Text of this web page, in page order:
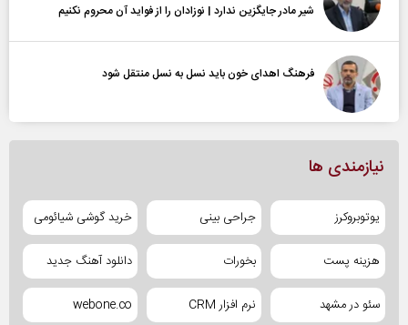
شیر مادر جایگزین ندارد | نوزادان را از فواید آن محروم نکنیم
فرهنگ اهدای خون باید نسل به نسل منتقل شود
نیازمندی ها
یوتوبروکرز جراحی بینی خرید گوشی شیائومی
هزینه پست بخورات دانلود آهنگ جدید
سئو در مشهد نرم افزار CRM webone.co